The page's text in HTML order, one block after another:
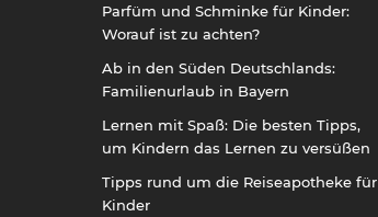
Parfüm und Schminke für Kinder:
Worauf ist zu achten?
Ab in den Süden Deutschlands:
Familienurlaub in Bayern
Lernen mit Spaß: Die besten Tipps,
um Kindern das Lernen zu versüßen
Tipps rund um die Reiseapotheke für
Kinder